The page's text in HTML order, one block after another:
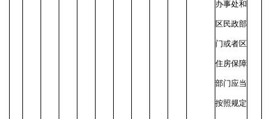
办事处和
区民政部
门或者区
住房保障
部门应当
按照规定